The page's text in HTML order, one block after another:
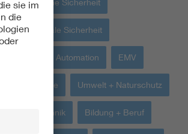
Elektrische Sicherheit
Funktionale Sicherheit
Robotik + Automation EMV
Werkstoffe Umwelt + Naturschutz
Messtechnik Bildung + Beruf